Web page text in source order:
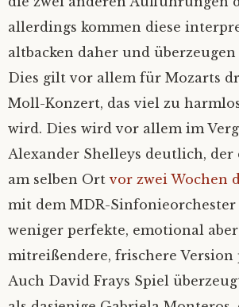
allerdings kommen diese
altbacken daher und
Dies gilt vor allem für Mozarts
Moll-Konzert, das viel zu
wird. Dies wird vor allem im
Alexander Shelleys deutlich, der
am selben Ortvor zwei Wochen
mit dem MDR-
weniger perfekte, emotional
mitreißendere, frischere Version
Auch David Frays Spiel